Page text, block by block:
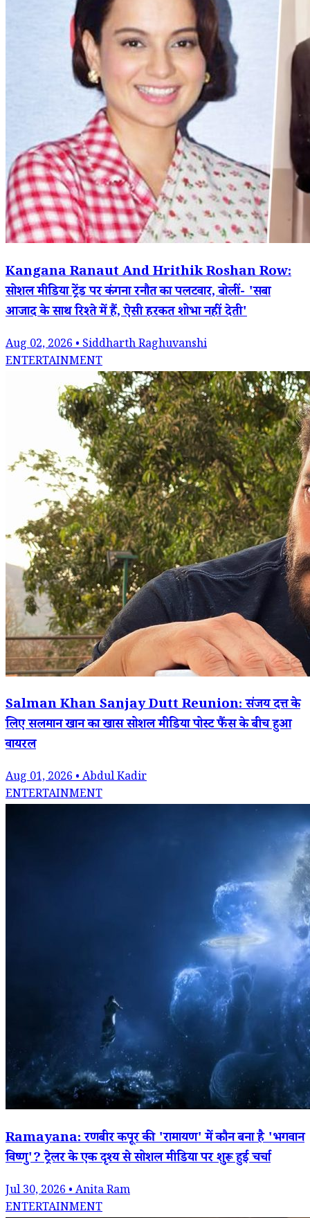
Kangana Ranaut And Hrithik Roshan Row:
सोशल मीडिया ट्रेंड पर कंगना रनौत का पलटवार, बोलीं- 'सबा
आजाद के साथ रिश्ते में हैं, ऐसी हरकत शोभा नहीं देती'
Aug 02, 2026 • Siddharth Raghuvanshi
ENTERTAINMENT
Salman Khan Sanjay Dutt Reunion: संजय दत्त के
लिए सलमान खान का खास सोशल मीडिया पोस्ट फैंस के बीच हुआ
वायरल
Aug 01, 2026 • Abdul Kadir
ENTERTAINMENT
Ramayana: रणबीर कपूर की 'रामायण' में कौन बना है 'भगवान
विष्णु'? ट्रेलर के एक दृश्य से सोशल मीडिया पर शुरू हुई चर्चा
Jul 30, 2026 • Anita Ram
ENTERTAINMENT